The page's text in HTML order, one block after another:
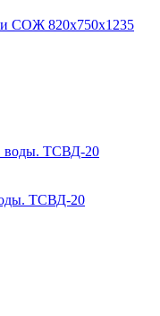
и СОЖ 820х750х1235
ТСВД-20